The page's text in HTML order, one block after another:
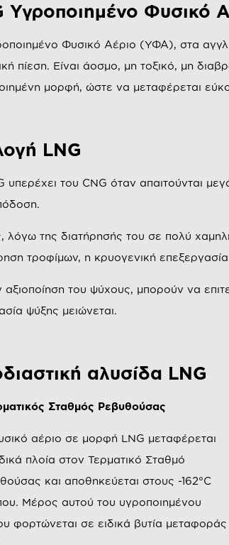
Υγροποιημένο Φυσικό
Φυσικό Αέριο (ΥΦΑ), στα
πίεση. Είναι άοσμο, μη τοξικό, μη
μορφή, ώστε να μεταφέρεται
LNG
υπερέχει του CNG όταν απαιτούνται
λόγω της διατήρησής του σε πολύ
τροφίμων, η κρυογενική επεξεργασία
αξιοποίηση του ψύχους, μπορούν να
ψύξης μειώνεται.
αλυσίδα LNG
Σταθμός Ρεβυθούσας
αέριο σε μορφή LNG μεταφέρεται
πλοία στον Τερματικό Σταθμό
και αποθηκεύεται στους -162°C
Μέρος αυτού του υγροποιημένου
φορτώνεται σε ειδικά βυτία μεταφοράς